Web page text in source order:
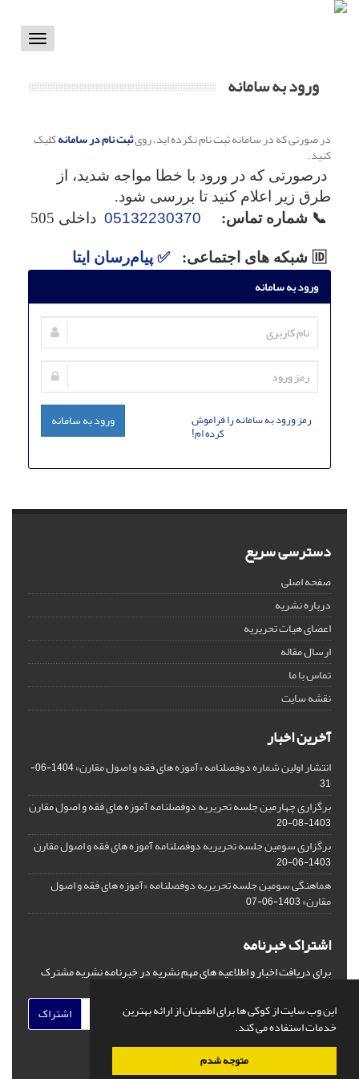
این وب سایت از کوکی ها برای اطمینان از ارائه بهترین
خدمات استفاده می کند.
متوجه شدم
Toggle
ورود به سامانه
در صورتی که در سامانه ثبت نام نکرده اید، رویثبت نام در سامانهکلیک
کنید.
درصورتی که در ورود با خطا مواجه شدید، از
طرق زیر اعلام کنید تا بررسی شود.
📞 شماره تماس: 05132230370 داخلی 505
🆔 شبکه های اجتماعی: ✅ پیام‌رسان ایتا
ورود به سامانه
رمز ورود به سامانه را فراموش
کرده ام!
ورود به سامانه
دسترسی سریع
صفحه اصلی
درباره نشریه
اعضای هیات تحریریه
ارسال مقاله
تماس با ما
نقشه سایت
آخرین اخبار
انتشار اولین شماره دوفصلنامه «آموزه های فقه و اصول مقارن»
1404-06-
31
برگزاری چهارمین جلسه تحریریه دوفصلنامه آموزه های فقه و اصول مقارن
1403-08-20
برگزاری سومین جلسه تحریریه دوفصلنامه آموزه های فقه و اصول مقارن
1403-06-20
هماهنگی سومین جلسه تحریریه دوفصلنامه «آموزه های فقه و اصول
مقارن»1403-06-07
اشتراک خبرنامه
برای دریافت اخبار و اطلاعیه های مهم نشریه در خبرنامه نشریه مشترک
اشتراک